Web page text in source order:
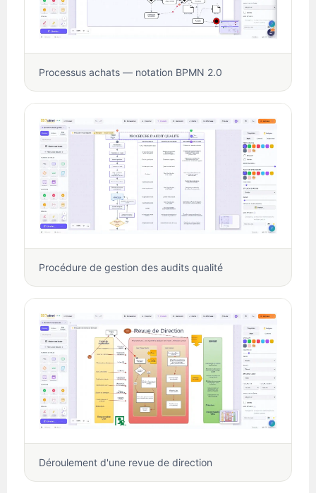
Processus achats — notation BPMN 2.0
Procédure de gestion des audits qualité
Déroulement d'une revue de direction